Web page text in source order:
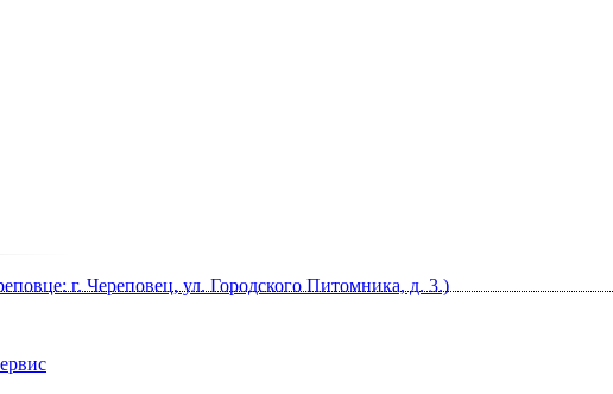
г. Череповец, ул. Городского Питомника, д. 3.)